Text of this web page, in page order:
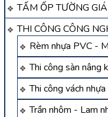
TẤM ỐP TƯỜNG
THI CÔNG CÔNG
Rèm nhựa PVC -
Thi công sàn nâng
Thi công vách
Trần nhôm - Lam